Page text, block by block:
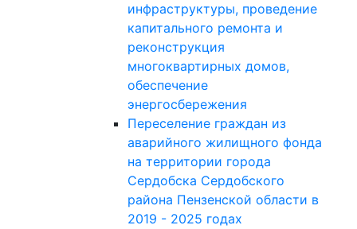
инфраструктуры, проведение
капитального ремонта и
реконструкция
многоквартирных домов,
обеспечение
энергосбережения
Переселение граждан из
аварийного жилищного фонда
на территории города
Сердобска Сердобского
района Пензенской области в
2019 - 2025 годах